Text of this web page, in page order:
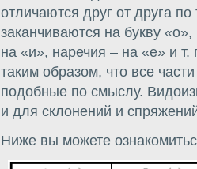
отличаются друг от друга
заканчиваются на букву
на «и», наречия – на «е» и
таким образом, что все
подобные по смыслу.
и для склонений и
Ниже вы можете